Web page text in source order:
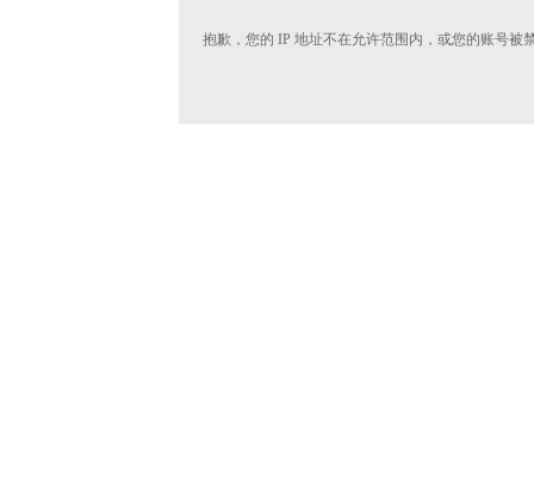
抱歉，您的 IP 地址不在允许范围内，或您的账号被